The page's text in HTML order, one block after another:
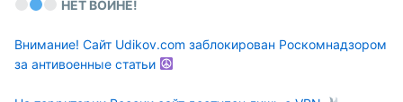
НЕТ ВОЙНЕ!
Внимание! Сайт Udikov.com заблокирован Роскомнадзором
за антивоенные статьи